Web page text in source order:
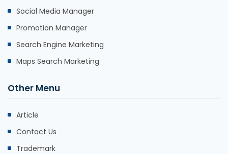
Social Media Manager
Promotion Manager
Search Engine Marketing
Maps Search Marketing
Other Menu
Article
Contact Us
Trademark